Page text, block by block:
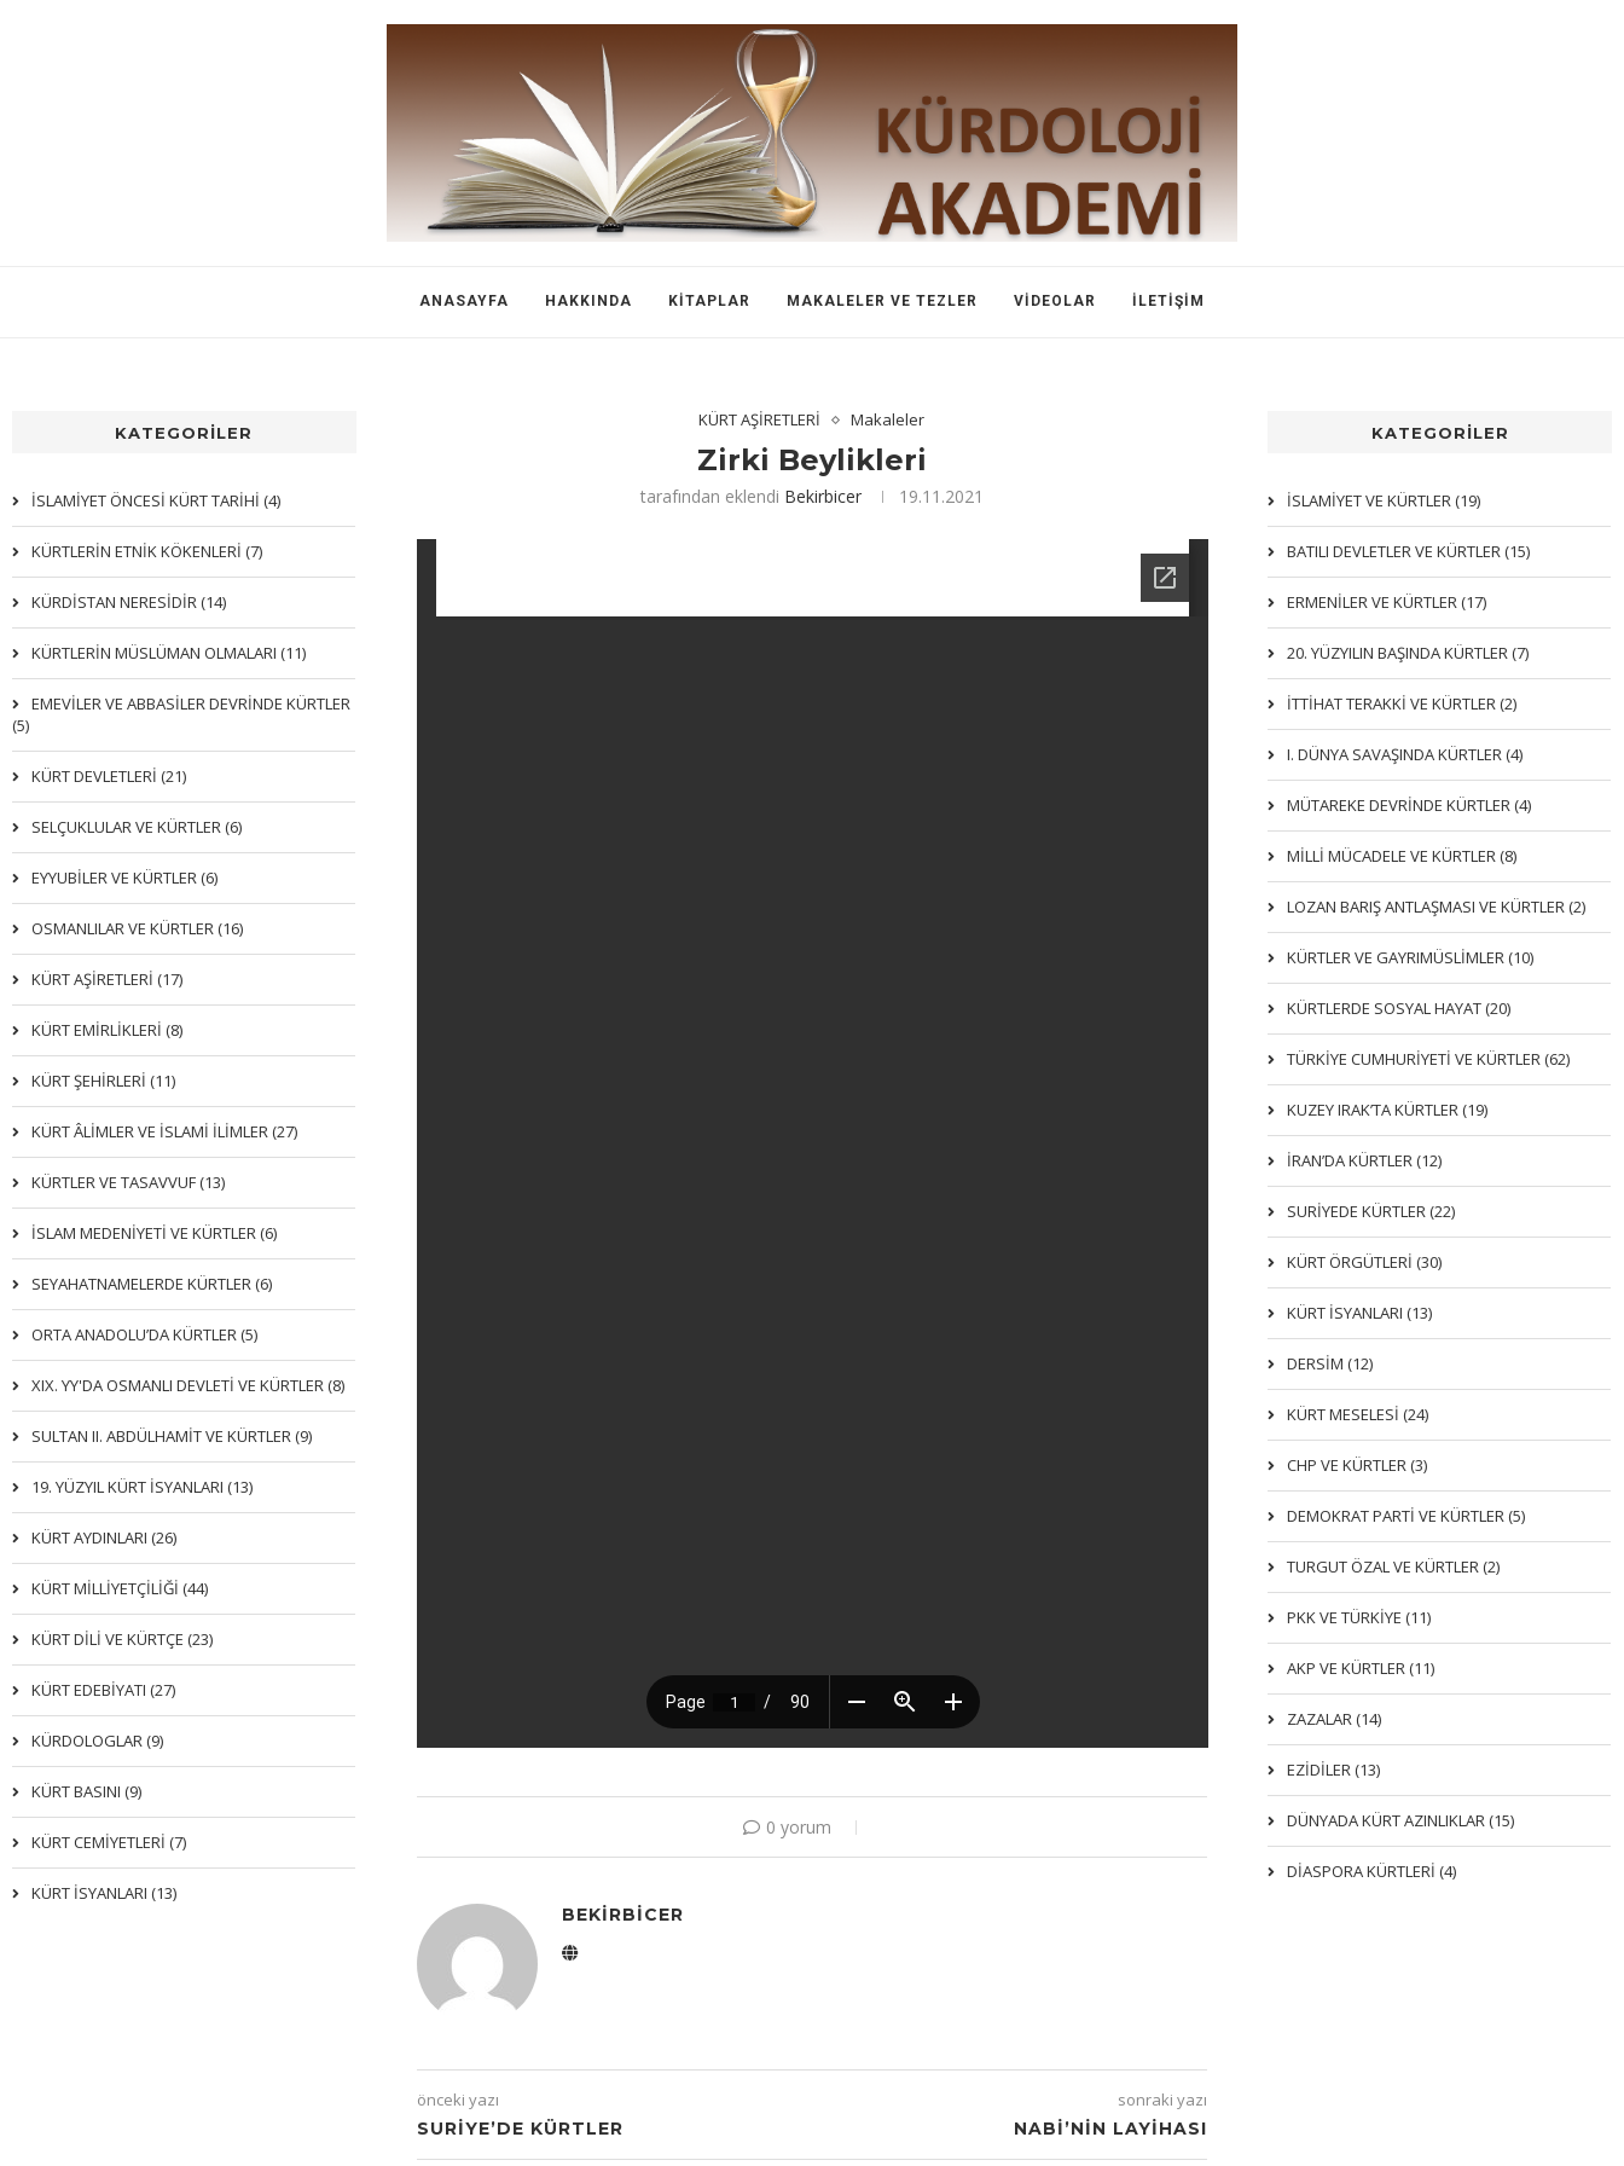
ANASAYFA HAKKINDA KITAPLAR MAKALELER VE TEZLER VIDEOLAR İLETIŞIM
KÜRT AŞİRETLERİ Makaleler
Zirki Beylikleri
tarafından eklendi Bekirbicer 19.11.2021
0 yorum
BEKIRBICER
önceki yazı
SURIYE’DE KÜRTLER
sonraki yazı
NABI’NIN LAYIHASI
KATEGORİLER
İSLAMIYET VE KÜRTLER (19)
BATILI DEVLETLER VE KÜRTLER (15)
ERMENİLER VE KÜRTLER (17)
20. YÜZYILIN BAŞINDA KÜRTLER (7)
İTTIHAT TERAKKI VE KÜRTLER (2)
I. DÜNYA SAVAŞINDA KÜRTLER (4)
MÜTAREKE DEVRİNDE KÜRTLER (4)
MİLLİ MÜCADELE VE KÜRTLER (8)
LOZAN BARIŞ ANTLAŞMASI VE KÜRTLER (2)
KÜRTLER VE GAYRIMÜSLIMLER (10)
KÜRTLERDE SOSYAL HAYAT (20)
TÜRKİYE CUMHURİYETİ VE KÜRTLER (62)
KUZEY IRAK’TA KÜRTLER (19)
İRAN’DA KÜRTLER (12)
SURİYEDE KÜRTLER (22)
KÜRT ÖRGÜTLERİ (30)
KÜRT İSYANLARI (13)
DERSIM (12)
KÜRT MESELESİ (24)
CHP VE KÜRTLER (3)
DEMOKRAT PARTI VE KÜRTLER (5)
TURGUT ÖZAL VE KÜRTLER (2)
PKK VE TÜRKIYE (11)
AKP VE KÜRTLER (11)
ZAZALAR (14)
EZIDILER (13)
DÜNYADA KÜRT AZINLIKLAR (15)
DİASPORA KÜRTLERİ (4)
KATEGORİLER
İSLAMİYET ÖNCESİ KÜRT TARİHİ (4)
KÜRTLERIN ETNIK KÖKENLERI (7)
KÜRDİSTAN NERESİDİR (14)
KÜRTLERİN MÜSLÜMAN OLMALARI (11)
EMEVİLER VE ABBASİLER DEVRİNDE KÜRTLER
(5)
KÜRT DEVLETLERİ (21)
SELÇUKLULAR VE KÜRTLER (6)
EYYUBİLER VE KÜRTLER (6)
OSMANLILAR VE KÜRTLER (16)
KÜRT AŞİRETLERİ (17)
KÜRT EMİRLİKLERİ (8)
KÜRT ŞEHİRLERİ (11)
KÜRT ÂLİMLER VE İSLAMİ İLİMLER (27)
KÜRTLER VE TASAVVUF (13)
İSLAM MEDENİYETİ VE KÜRTLER (6)
SEYAHATNAMELERDE KÜRTLER (6)
ORTA ANADOLU’DA KÜRTLER (5)
XIX. YY'DA OSMANLI DEVLETI VE KÜRTLER (8)
SULTAN II. ABDÜLHAMİT VE KÜRTLER (9)
19. YÜZYIL KÜRT İSYANLARI (13)
KÜRT AYDINLARI (26)
KÜRT MİLLİYETÇİLİĞİ (44)
KÜRT DİLİ VE KÜRTÇE (23)
KÜRT EDEBİYATI (27)
KÜRDOLOGLAR (9)
KÜRT BASINI (9)
KÜRT CEMİYETLERİ (7)
KÜRT İSYANLARI (13)